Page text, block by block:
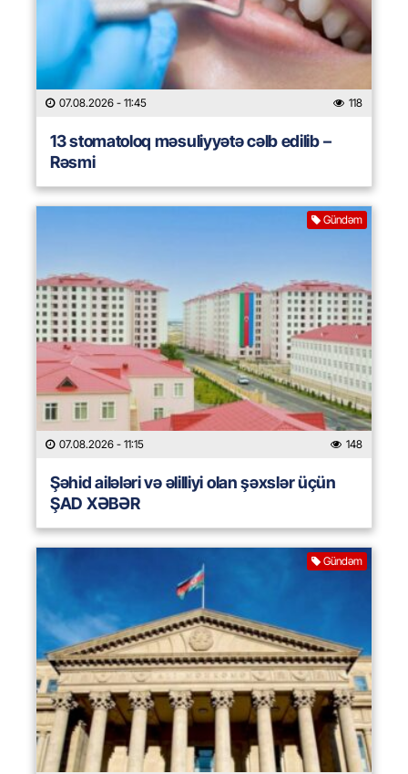
07.08.2026 - 11:45 118
13 stomatoloq məsuliyyətə cəlb edilib –
Rəsmi
Gündəm
07.08.2026 - 11:15 148
Şəhid ailələri və əlilliyi olan şəxslər üçün
ŞAD XƏBƏR
Gündəm